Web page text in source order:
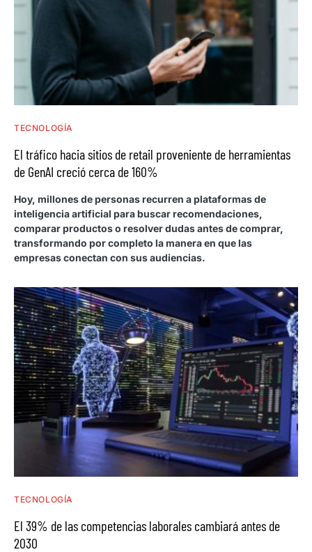
TECNOLOGÍA
El tráfico hacia sitios de retail proveniente de herramientas
de GenAI creció cerca de 160%
Hoy, millones de personas recurren a plataformas de
inteligencia artificial para buscar recomendaciones,
comparar productos o resolver dudas antes de comprar,
transformando por completo la manera en que las
empresas conectan con sus audiencias.
TECNOLOGÍA
El 39% de las competencias laborales cambiará antes de
2030